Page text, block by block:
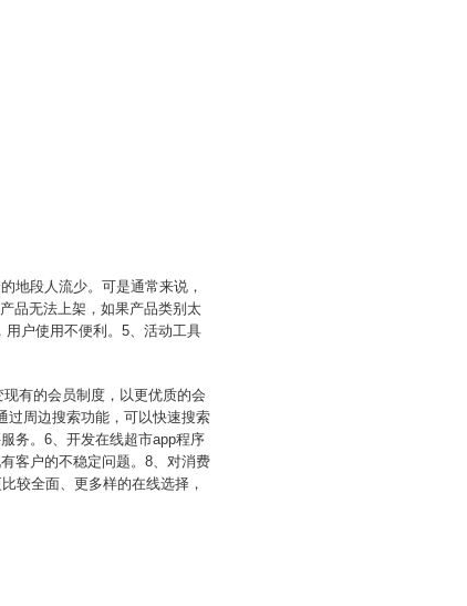
地段人流少。可是通常来说，
品无法上架，如果产品类别太
户使用不便利。5、活动工具
有的会员制度，以更优质的会
过周边搜索功能，可以快速搜索
务。6、开发在线超市app程序
客户的不稳定问题。8、对消费
较全面、更多样的在线选择，